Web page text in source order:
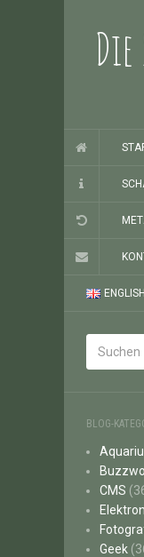
ENGLISH
BLOG-
CMS
Geek